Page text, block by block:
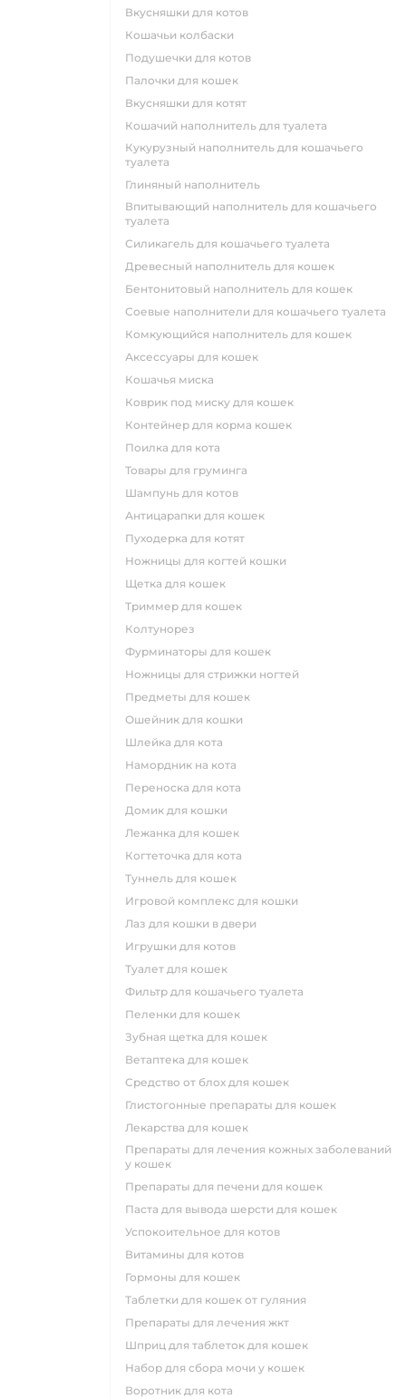
вкусняшки для котов
кошачьи колбаски
подушечки для котов
палочки для кошек
вкусняшки для котят
кошачий наполнитель для туалета
кукурузный наполнитель для кошачьего
туалета
глиняный наполнитель
впитывающий наполнитель для кошачьего
туалета
силикагель для кошачьего туалета
древесный наполнитель для кошек
бентонитовый наполнитель для кошек
соевые наполнители для кошачьего туалета
комкующийся наполнитель для кошек
аксессуары для кошек
кошачья миска
коврик под миску для кошек
контейнер для корма кошек
поилка для кота
товары для груминга
шампунь для котов
антицарапки для кошек
пуходерка для котят
ножницы для когтей кошки
щетка для кошек
триммер для кошек
колтунорез
фурминаторы для кошек
ножницы для стрижки ногтей
предметы для кошек
ошейник для кошки
шлейка для кота
намордник на кота
переноска для кота
домик для кошки
лежанка для кошек
когтеточка для кота
туннель для кошек
игровой комплекс для кошки
лаз для кошки в двери
игрушки для котов
туалет для кошек
фильтр для кошачьего туалета
пеленки для кошек
зубная щетка для кошек
ветаптека для кошек
средство от блох для кошек
глистогонные препараты для кошек
лекарства для кошек
препараты для лечения кожных заболеваний
у кошек
препараты для печени для кошек
паста для вывода шерсти для кошек
успокоительное для котов
витамины для котов
гормоны для кошек
таблетки для кошек от гуляния
препараты для лечения жкт
шприц для таблеток для кошек
набор для сбора мочи у кошек
воротник для кота